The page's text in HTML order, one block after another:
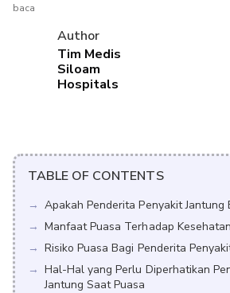
baca
Author
Tim Medis
Siloam
Hospitals
TABLE OF CONTENTS
Apakah Penderita Penyakit Jantung
Manfaat Puasa Terhadap
Risiko Puasa Bagi Penderita
Hal-Hal yang Perlu Diperhatikan
Jantung Saat Puasa